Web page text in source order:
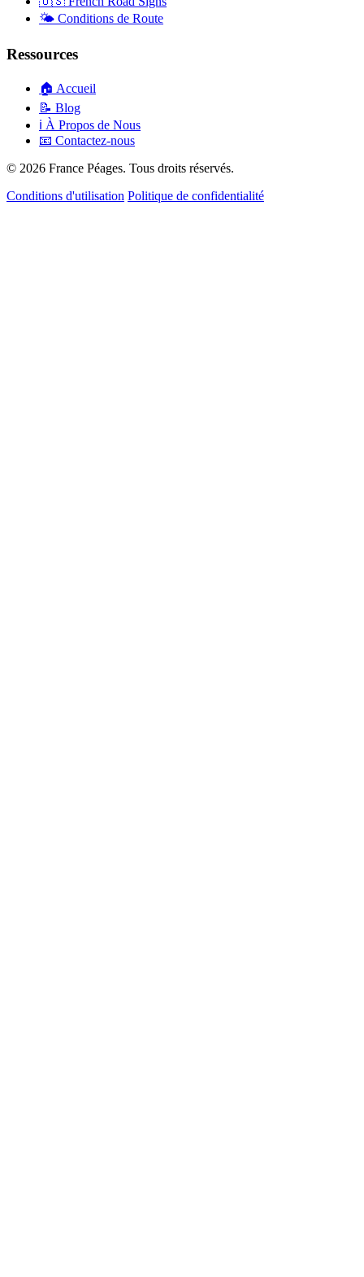
🌤️ Conditions de Route
Ressources
🏠 Accueil
📝 Blog
ℹ️ À Propos de Nous
📧 Contactez-nous
© 2026 France Péages. Tous droits réservés.
Conditions d'utilisation Politique de confidentialité